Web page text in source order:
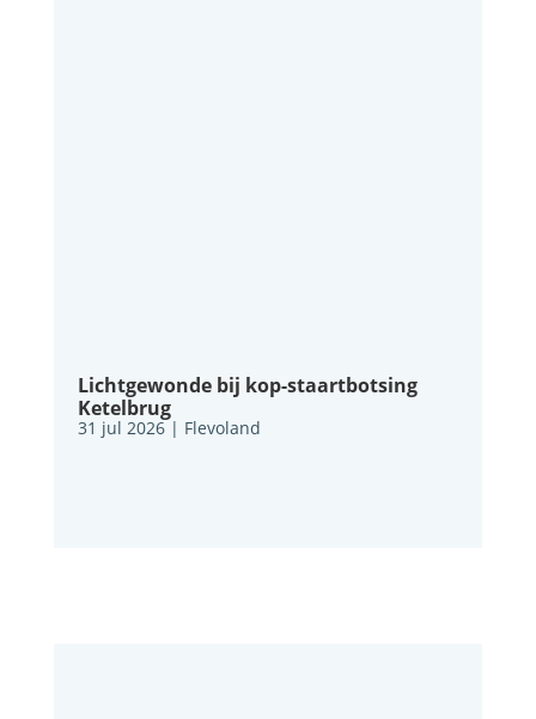
Lichtgewonde bij kop-staartbotsing
Ketelbrug
31 jul 2026| Flevoland